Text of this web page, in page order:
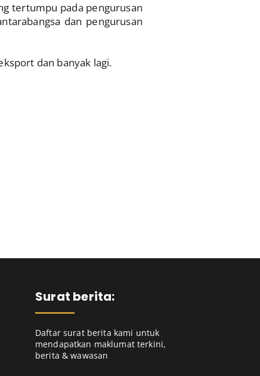
tertumpu pada pengurusan
dan pengurusan
dan banyak lagi.
Surat berita:
Daftar surat berita kami untuk
mendapatkan maklumat terkini,
berita & wawasan